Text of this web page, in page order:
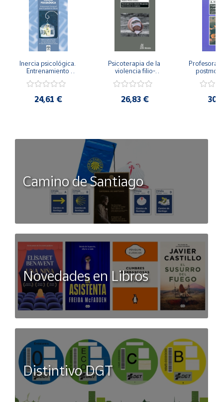
Inercia psicológica.
Entrenamiento
Igualdad de Género.
24,61 €
Psicoterapia de la
violencia filio-
secreto y la
26,83 €
Camino de Santiago
Novedades en Libros
Distintivo DGT